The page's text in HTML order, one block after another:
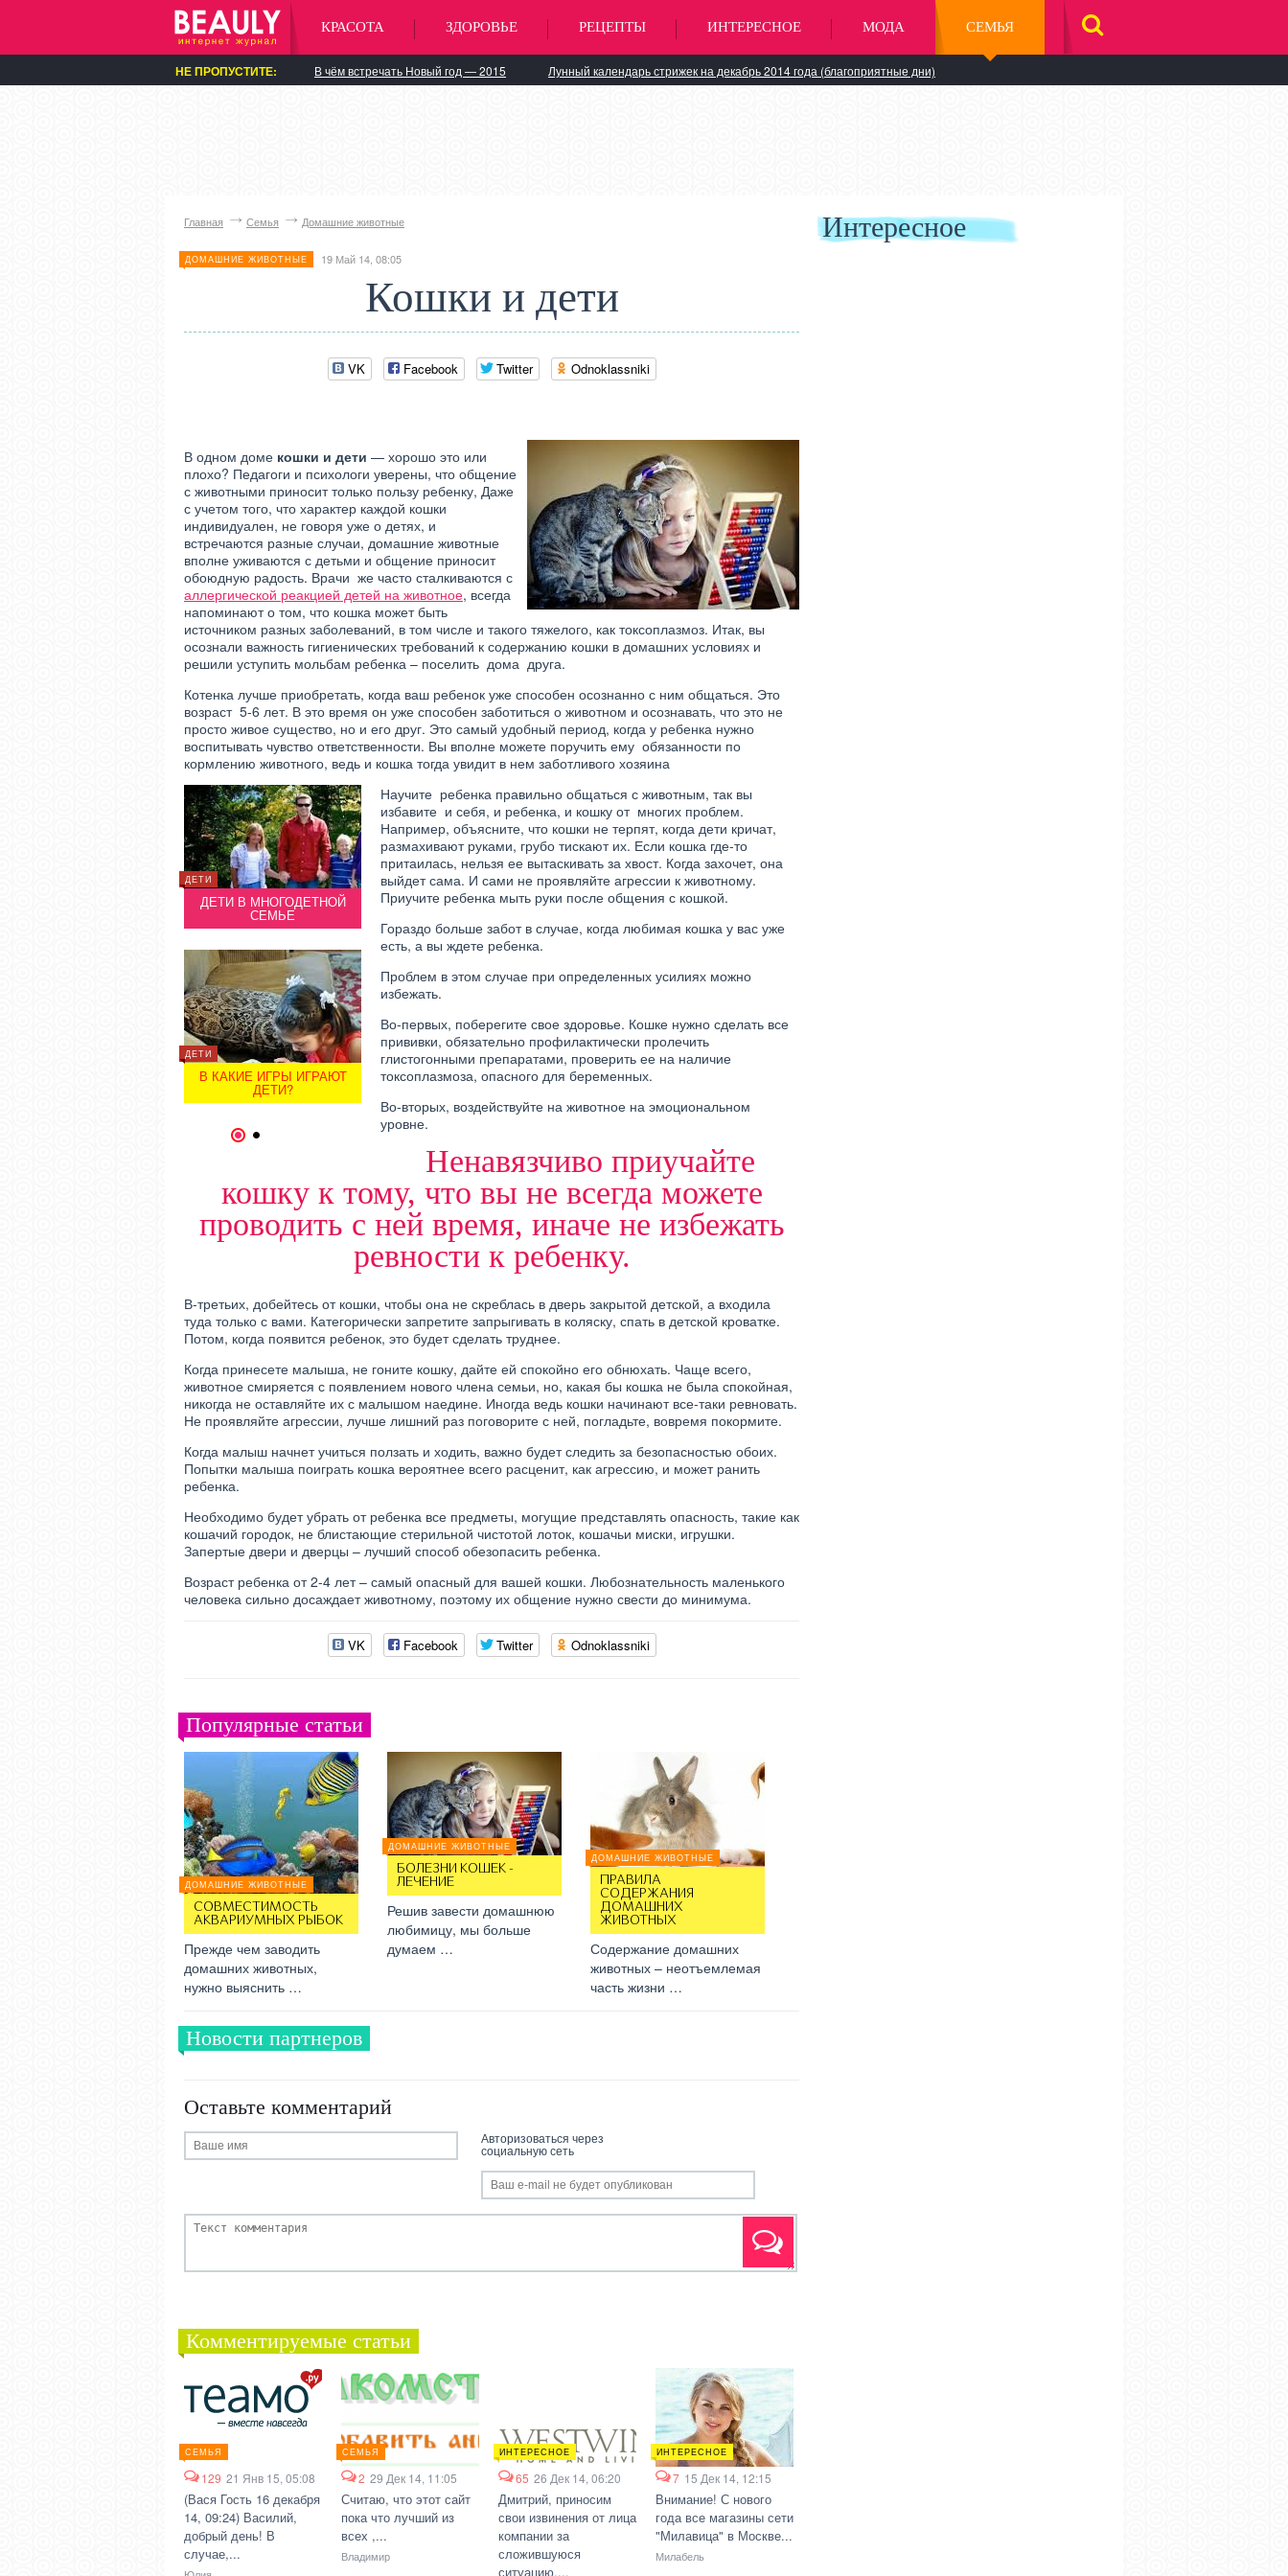
КРАСОТА ЗДОРОВЬЕ РЕЦЕПТЫ ИНТЕРЕСНОЕ МОДА СЕМЬЯ
НЕ ПРОПУСТИТЕ: В чём встречать Новый год — 2015 Лунный календарь стрижек на декабрь 2014 года (благоприятные дни)
Главная Семья Домашние животные
ДОМАШНИЕ ЖИВОТНЫЕ 19 Май 14, 08:05
Кошки и дети
VK Facebook Twitter Odnoklassniki
В одном доме кошки и дети — хорошо это или
плохо? Педагоги и психологи уверены, что общение
с животными приносит только пользу ребенку, Даже
с учетом того, что характер каждой кошки
индивидуален, не говоря уже о детях, и
встречаются разные случаи, домашние животные
вполне уживаются с детьми и общение приносит
обоюдную радость. Врачи же часто сталкиваются с
аллергической реакцией детей на животное, всегда
напоминают о том, что кошка может быть
источником разных заболеваний, в том числе и такого тяжелого, как токсоплазмоз. Итак, вы
осознали важность гигиенических требований к содержанию кошки в домашних условиях и
решили уступить мольбам ребенка – поселить дома друга.
Котенка лучше приобретать, когда ваш ребенок уже способен осознанно с ним общаться. Это
возраст 5-6 лет. В это время он уже способен заботиться о животном и осознавать, что это не
просто живое существо, но и его друг. Это самый удобный период, когда у ребенка нужно
воспитывать чувство ответственности. Вы вполне можете поручить ему обязанности по
кормлению животного, ведь и кошка тогда увидит в нем заботливого хозяина
ДЕТИ
ДЕТИ В МНОГОДЕТНОЙ
СЕМЬЕ
ДЕТИ
В КАКИЕ ИГРЫ ИГРАЮТ
ДЕТИ?
ДОМАШНИЕ ЖИВОТНЫЕ
СТРИЖКА СОБАК И КОШЕК
ДЕТИ
РЕБЕНОК НЕ ХОЧЕТ
ОБЩАТЬСЯ…
ДЕТИ
ДЕТИ В МНОГОДЕТНОЙ
В КАКИЕ ИГРЫ ИГРАЮТ
Научите ребенка правильно общаться с животным, так вы
избавите и себя, и ребенка, и кошку от многих проблем.
Например, объясните, что кошки не терпят, когда дети кричат,
размахивают руками, грубо тискают их. Если кошка где-то
притаилась, нельзя ее вытаскивать за хвост. Когда захочет, она
выйдет сама. И сами не проявляйте агрессии к животному.
Приучите ребенка мыть руки после общения с кошкой.
Гораздо больше забот в случае, когда любимая кошка у вас уже
есть, а вы ждете ребенка.
Проблем в этом случае при определенных усилиях можно
избежать.
Во-первых, поберегите свое здоровье. Кошке нужно сделать все
прививки, обязательно профилактически пролечить
глистогонными препаратами, проверить ее на наличие
токсоплазмоза, опасного для беременных.
Во-вторых, воздействуйте на животное на эмоциональном
уровне.
Ненавязчиво приучайте
кошку к тому, что вы не всегда можете
проводить с ней время, иначе не избежать
ревности к ребенку.
В-третьих, добейтесь от кошки, чтобы она не скреблась в дверь закрытой детской, а входила
туда только с вами. Категорически запретите запрыгивать в коляску, спать в детской кроватке.
Потом, когда появится ребенок, это будет сделать труднее.
Когда принесете малыша, не гоните кошку, дайте ей спокойно его обнюхать. Чаще всего,
животное смиряется с появлением нового члена семьи, но, какая бы кошка не была спокойная,
никогда не оставляйте их с малышом наедине. Иногда ведь кошки начинают все-таки ревновать.
Не проявляйте агрессии, лучше лишний раз поговорите с ней, погладьте, вовремя покормите.
Когда малыш начнет учиться ползать и ходить, важно будет следить за безопасностью обоих.
Попытки малыша поиграть кошка вероятнее всего расценит, как агрессию, и может ранить
ребенка.
Необходимо будет убрать от ребенка все предметы, могущие представлять опасность, такие как
кошачий городок, не блистающие стерильной чистотой лоток, кошачьи миски, игрушки.
Запертые двери и дверцы – лучший способ обезопасить ребенка.
Возраст ребенка от 2-4 лет – самый опасный для вашей кошки. Любознательность маленького
человека сильно досаждает животному, поэтому их общение нужно свести до минимума.
VK Facebook Twitter Odnoklassniki
Популярные статьи
ДОМАШНИЕ ЖИВОТНЫЕ
СОВМЕСТИМОСТЬ
АКВАРИУМНЫХ РЫБОК
Прежде чем заводить
домашних животных,
нужно выяснить …
ДОМАШНИЕ ЖИВОТНЫЕ
БОЛЕЗНИ КОШЕК -
ЛЕЧЕНИЕ
Решив завести домашнюю
любимицу, мы больше
думаем …
ДОМАШНИЕ ЖИВОТНЫЕ
ПРАВИЛА
СОДЕРЖАНИЯ
ДОМАШНИХ
ЖИВОТНЫХ
Содержание домашних
животных – неотъемлемая
часть жизни …
Новости партнеров
Оставьте комментарий
Авторизоваться через
социальную сеть
Комментируемые статьи
СЕМЬЯ
129 21 Янв 15, 05:08
(Вася Гость 16 декабря
14, 09:24) Василий,
добрый день! В
случае,...
СЕМЬЯ
2 29 Дек 14, 11:05
Считаю, что этот сайт
пока что лучший из
всех ,...
Владимир
ИНТЕРЕСНОЕ
65 26 Дек 14, 06:20
Дмитрий, приносим
свои извинения от лица
компании за
сложившуюся
ситуацию....
ИНТЕРЕСНОЕ
7 15 Дек 14, 12:15
Внимание! С нового
года все магазины сети
"Милавица" в Москве...
Милабель
Интересное